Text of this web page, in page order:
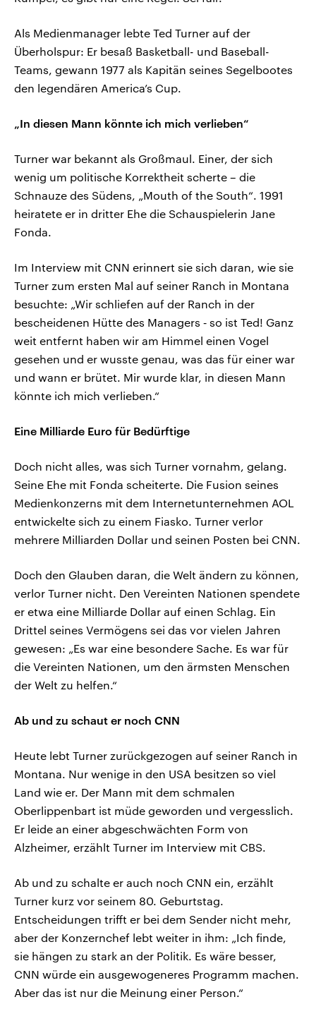
Als Medienmanager lebte Ted Turner auf der
Überholspur: Er besaß Basketball- und Baseball-
Teams, gewann 1977 als Kapitän seines Segelbootes
den legendären America’s Cup.
„In diesen Mann könnte ich mich verlieben“
Turner war bekannt als Großmaul. Einer, der sich
wenig um politische Korrektheit scherte – die
Schnauze des Südens, „Mouth of the South“. 1991
heiratete er in dritter Ehe die Schauspielerin Jane
Fonda.
Im Interview mit CNN erinnert sie sich daran, wie sie
Turner zum ersten Mal auf seiner Ranch in Montana
besuchte: „Wir schliefen auf der Ranch in der
bescheidenen Hütte des Managers ‑ so ist Ted! Ganz
weit entfernt haben wir am Himmel einen Vogel
gesehen und er wusste genau, was das für einer war
und wann er brütet. Mir wurde klar, in diesen Mann
könnte ich mich verlieben.“
Eine Milliarde Euro für Bedürftige
Doch nicht alles, was sich Turner vornahm, gelang.
Seine Ehe mit Fonda scheiterte. Die Fusion seines
Medienkonzerns mit dem Internetunternehmen AOL
entwickelte sich zu einem Fiasko. Turner verlor
mehrere Milliarden Dollar und seinen Posten bei CNN.
Doch den Glauben daran, die Welt ändern zu können,
verlor Turner nicht. Den Vereinten Nationen spendete
er etwa eine Milliarde Dollar auf einen Schlag. Ein
Drittel seines Vermögens sei das vor vielen Jahren
gewesen: „Es war eine besondere Sache. Es war für
die Vereinten Nationen, um den ärmsten Menschen
der Welt zu helfen.“
Ab und zu schaut er noch CNN
Heute lebt Turner zurückgezogen auf seiner Ranch in
Montana. Nur wenige in den USA besitzen so viel
Land wie er. Der Mann mit dem schmalen
Oberlippenbart ist müde geworden und vergesslich.
Er leide an einer abgeschwächten Form von
Alzheimer, erzählt Turner im Interview mit CBS.
Ab und zu schalte er auch noch CNN ein, erzählt
Turner kurz vor seinem 80. Geburtstag.
Entscheidungen trifft er bei dem Sender nicht mehr,
aber der Konzernchef lebt weiter in ihm: „Ich finde,
sie hängen zu stark an der Politik. Es wäre besser,
CNN würde ein ausgewogeneres Programm machen.
Aber das ist nur die Meinung einer Person.“